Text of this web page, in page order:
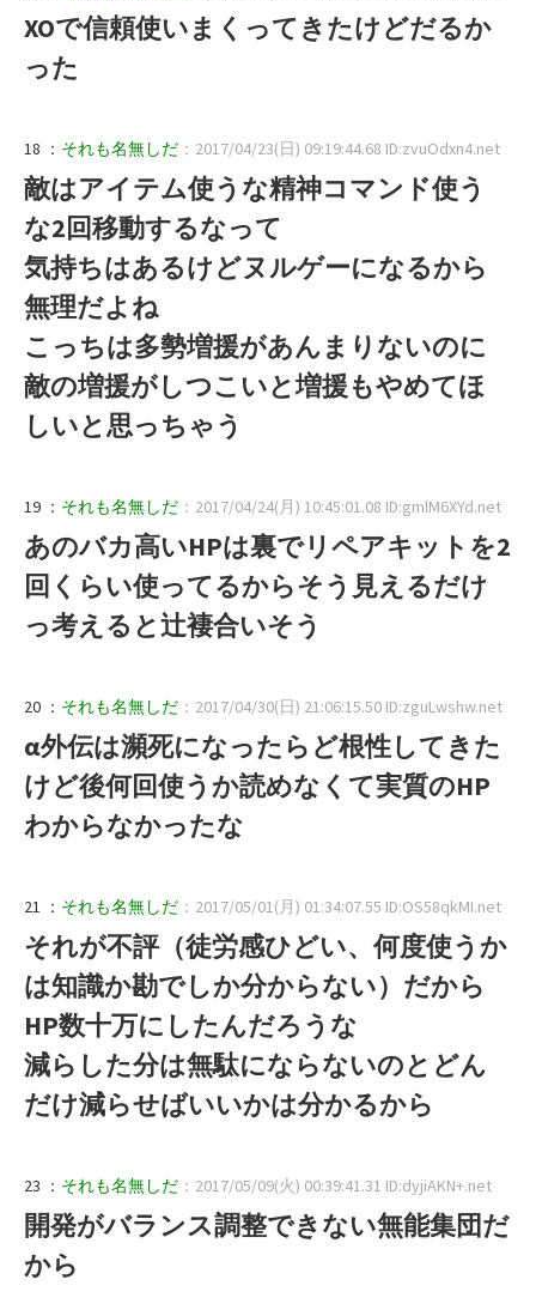
XOで信頼使いまくってきたけどだるか
った
18 ： それも名無しだ ：2017/04/23(日) 09:19:44.68 ID:zvuOdxn4.net
敵はアイテム使うな精神コマンド使う
な2回移動するなって
気持ちはあるけどヌルゲーになるから
無理だよね
こっちは多勢増援があんまりないのに
敵の増援がしつこいと増援もやめてほ
しいと思っちゃう
19 ： それも名無しだ ：2017/04/24(月) 10:45:01.08 ID:gmlM6XYd.net
あのバカ高いHPは裏でリペアキットを2
回くらい使ってるからそう見えるだけ
っ考えると辻褄合いそう
20 ： それも名無しだ ：2017/04/30(日) 21:06:15.50 ID:zguLwshw.net
α外伝は瀕死になったらど根性してきた
けど後何回使うか読めなくて実質のHP
わからなかったな
21 ： それも名無しだ ：2017/05/01(月) 01:34:07.55 ID:OS58qkMI.net
それが不評（徒労感ひどい、何度使うか
は知識か勘でしか分からない）だから
HP数十万にしたんだろうな
減らした分は無駄にならないのとどん
だけ減らせばいいかは分かるから
23 ： それも名無しだ ：2017/05/09(火) 00:39:41.31 ID:dyjiAKN+.net
開発がバランス調整できない無能集団だ
から